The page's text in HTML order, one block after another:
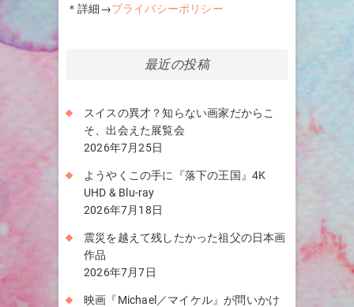
＊詳細→プライバシーポリシー
最近の投稿
スイスの異才？知らない画家だからこ
そ、出会えた展覧会
2026年7月25日
ようやくこの手に『落下の王国』4K
UHD & Blu-ray
2026年7月18日
震災を越えて残したかった祖父の日本画
作品
2026年7月7日
映画『Michael／マイケル』が問いかけ